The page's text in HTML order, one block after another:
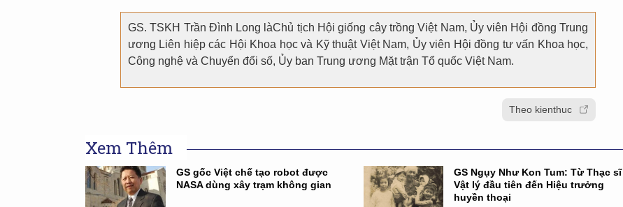
GS. TSKH Trần Đình Long làChủ tịch Hội giống cây trồng Việt Nam, Ủy viên Hội đồng Trung
ương Liên hiệp các Hội Khoa học và Kỹ thuật Việt Nam, Ủy viên Hội đồng tư vấn Khoa học,
Công nghệ và Chuyển đổi số, Ủy ban Trung ương Mặt trận Tổ quốc Việt Nam.
Theo kienthuc
Xem Thêm
GS gốc Việt chế tạo robot được
NASA dùng xây trạm không gian
GS Ngụy Như Kon Tum: Từ Thạc sĩ
Vật lý đầu tiên đến Hiệu trưởng
huyền thoại